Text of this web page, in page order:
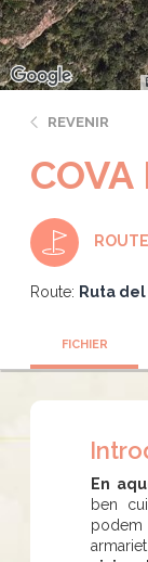
REVENIR
COVA
Route: Ruta
FICHIER
En
ben